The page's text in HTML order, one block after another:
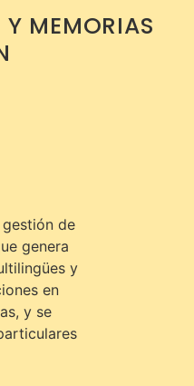
MEMORIAS
de
genera
y
en
y se